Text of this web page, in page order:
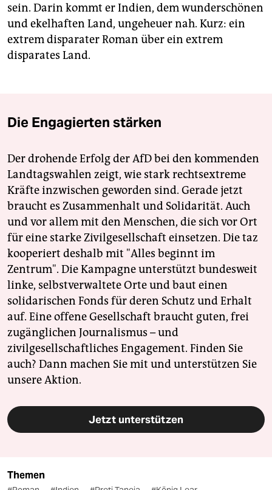
sein. Darin kommt er Indien, dem wunderschönen
und ekelhaften Land, ungeheuer nah. Kurz: ein
extrem disparater Roman über ein extrem
disparates Land.
Die Engagierten stärken
Der drohende Erfolg der AfD bei den kommenden
Landtagswahlen zeigt, wie stark rechtsextreme
Kräfte inzwischen geworden sind. Gerade jetzt
braucht es Zusammenhalt und Solidarität. Auch
und vor allem mit den Menschen, die sich vor Ort
für eine starke Zivilgesellschaft einsetzen. Die taz
kooperiert deshalb mit "Alles beginnt im
Zentrum". Die Kampagne unterstützt bundesweit
linke, selbstverwaltete Orte und baut einen
solidarischen Fonds für deren Schutz und Erhalt
auf. Eine offene Gesellschaft braucht guten, frei
zugänglichen Journalismus – und
zivilgesellschaftliches Engagement. Finden Sie
auch? Dann machen Sie mit und unterstützen Sie
unsere Aktion.
Jetzt unterstützen
Themen